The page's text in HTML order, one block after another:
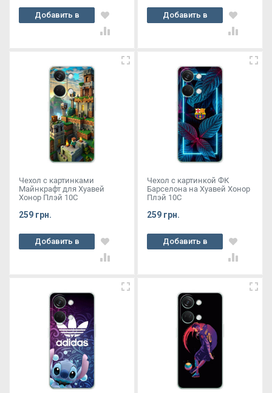
Добавить в
корзину
Добавить в
корзину
Чехол с картинками
Майнкрафт для Хуавей
Хонор Плэй 10С
259 грн.
Добавить в
корзину
Чехол с картинкой ФК
Барселона на Хуавей Хонор
Плэй 10С
259 грн.
Добавить в
корзину